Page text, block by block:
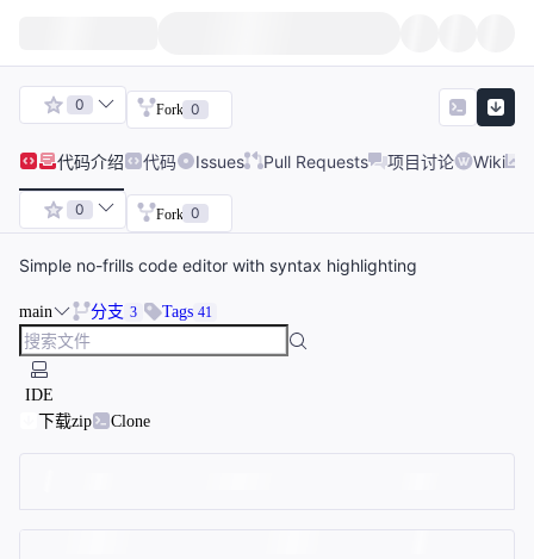
0 Fork 0
代码介绍 代码 Issues Pull Requests 项目讨论 Wiki
0 Fork 0
Simple no-frills code editor with syntax highlighting
main 分支 3 Tags 41
IDE
下载zip
Clone